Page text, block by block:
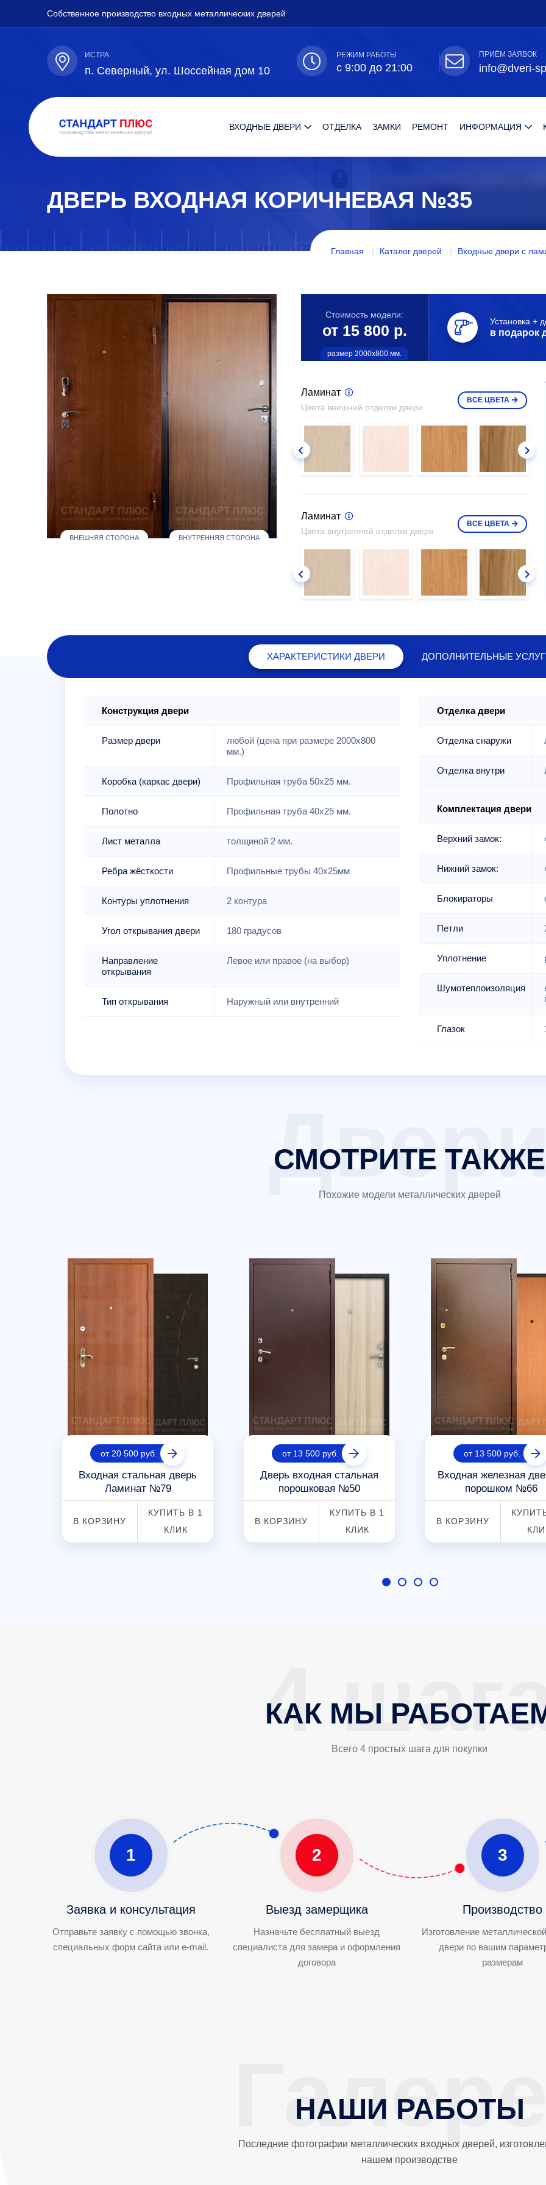
Собственное производство входных металлических дверей
ИСТРА
п. Северный, ул. Шоссейная дом 10
РЕЖИМ РАБОТЫ
с 9:00 до 21:00
ПРИЁМ ЗАЯВОК
info@dveri-
ВХОДНЫЕ ДВЕРИ ОТДЕЛКА ЗАМКИ РЕМОНТ ИНФОРМАЦИЯ
ДВЕРЬ ВХОДНАЯ КОРИЧНЕВАЯ №35
Главная Каталог дверей Входные двери с
ВНЕШНЯЯ СТОРОНА ВНУТРЕННЯЯ СТОРОНА
Стоимость модели:
от 15 800 р.
размер 2000х800 мм.
Установка +
в подарок
Ламинат
Цвета внешней отделки двери
ВСЕ ЦВЕТА
Ламинат
Цвета внутренней отделки двери
ВСЕ ЦВЕТА
ХАРАКТЕРИСТИКИ ДВЕРИ ДОПОЛНИТЕЛЬНЫЕ
Конструкция двери
Размер двери
любой (цена при размере 2000x800
мм.)
Коробка (каркас двери) Профильная труба 50х25 мм.
Полотно Профильная труба 40х25 мм.
Лист металла толщиной 2 мм.
Ребра жёсткости Профильные трубы 40х25мм
Контуры уплотнения 2 контура
Угол открывания двери 180 градусов
Направление
открывания
Левое или правое (на выбор)
Тип открывания Наружный или внутренний
Отделка двери
Отделка снаружи
Отделка внутри
Комплектация двери
Верхний замок:
Нижний замок:
Блокираторы
Петли
Уплотнение
Шумотеплоизоляция
Глазок
СМОТРИТЕ ТАКЖЕ
Похожие модели металлических дверей
от 20 500 руб.
Входная стальная дверь
Ламинат №79
В КОРЗИНУ
КУПИТЬ В 1
КЛИК
от 13 500 руб.
Дверь входная стальная
порошковая №50
В КОРЗИНУ
КУПИТЬ В 1
КЛИК
от 13 500 руб.
Входная железная
порошком №66
В КОРЗИНУ
КАК МЫ
Всего 4 простых шага для покупки
1
Заявка и консультация
Отправьте заявку с помощью звонка,
специальных форм сайта или e-mail.
2
Выезд замерщика
Назначьте бесплатный выезд
специалиста для замера и оформления
договора
3
Производство
Изготовление
двери по вашим
размерам
НАШИ РАБОТЫ
Последние фотографии металлических входных дверей,
нашем производстве